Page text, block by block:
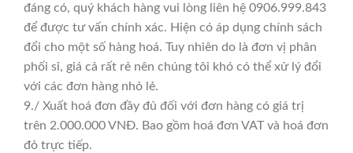
đáng có, quý khách hàng vui lòng liên hệ 0906.999.843
để được tư vấn chính xác. Hiện có áp dụng chính sách
đổi cho một số hàng hoá. Tuy nhiên do là đơn vị phân
phối sỉ, giá cả rất rẻ nên chúng tôi khó có thể xử lý đổi
với các đơn hàng nhỏ lẻ.
9./ Xuất hoá đơn đầy đủ đối với đơn hàng có giá trị
trên 2.000.000 VNĐ. Bao gồm hoá đơn VAT và hoá đơn
đỏ trực tiếp.